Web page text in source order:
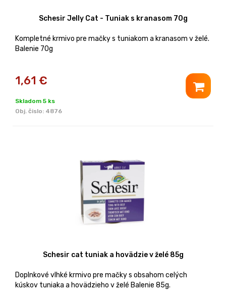
Schesir Jelly Cat - Tuniak s kranasom 70g
Kompletné krmivo pre mačky s tuniakom a kranasom v želé.
Balenie 70g
1,61 €
Skladom 5 ks
Obj. čislo: 4876
Schesir cat tuniak a hovädzie v želé 85g
Doplnkové vlhké krmivo pre mačky s obsahom celých
kúskov tuniaka a hovädzieho v želé Balenie 85g.